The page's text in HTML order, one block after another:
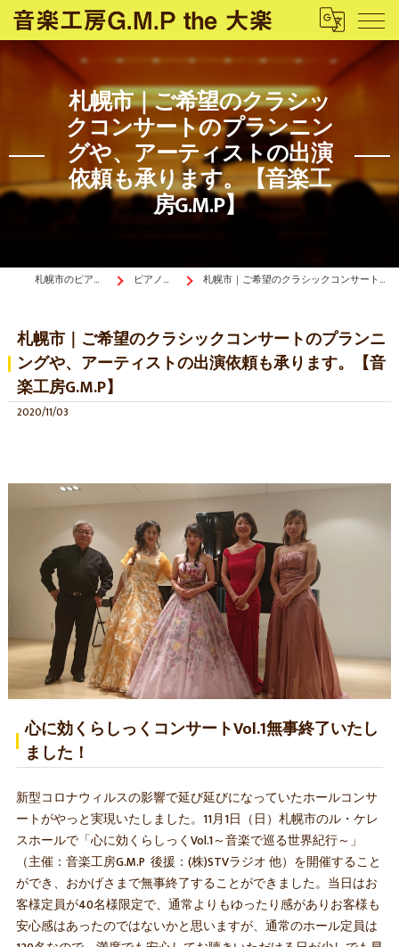
札幌市｜ご希望のクラシッ
クコンサートのプランニン
グや、アーティストの出演
依頼も承ります。【音楽工
房G.M.P】
札幌市のピアノ教室は音楽工房G.M.P the 大楽 ピアノぴあ〜の《ブログ》 札幌市｜ご希望のクラシックコンサートのプランニングや、アーティストの出演依頼も承ります。【音楽工房G.M.P】
札幌市｜ご希望のクラシックコンサートのプランニ
ングや、アーティストの出演依頼も承ります。【音
楽工房G.M.P】
2020/11/03
心に効くらしっくコンサートVol.1無事終了いたし
ました！
新型コロナウィルスの影響で延び延びになっていたホールコンサ
ートがやっと実現いたしました。11月1日（日）札幌市のル・ケレ
スホールで「心に効くらしっくVol.1～音楽で巡る世界紀行～」
（主催：音楽工房G.M.P 後援：(株)STVラジオ 他）を開催すること
ができ、おかげさまで無事終了することができました。当日はお
客様定員が40名様限定で、通常よりもゆったり感がありお客様も
安心感はあったのではないかと思いますが、通常のホール定員は